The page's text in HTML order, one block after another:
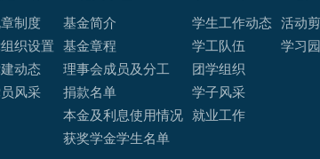
制度
织设置
动态
风采
基金简介
基金章程
理事会成员及分工
捐款名单
本金及利息使用情况
获奖学金学生名单
学生工作动态
学工队伍
团学组织
学子风采
就业工作
活动
学习